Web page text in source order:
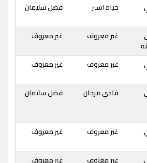
حياة اسبر فضل سليمان
غير معروف غير معروف
غير معروف غير معروف
فادي مرجان فضل سليمان
غير معروف غير معروف
غير معروف غير معروف